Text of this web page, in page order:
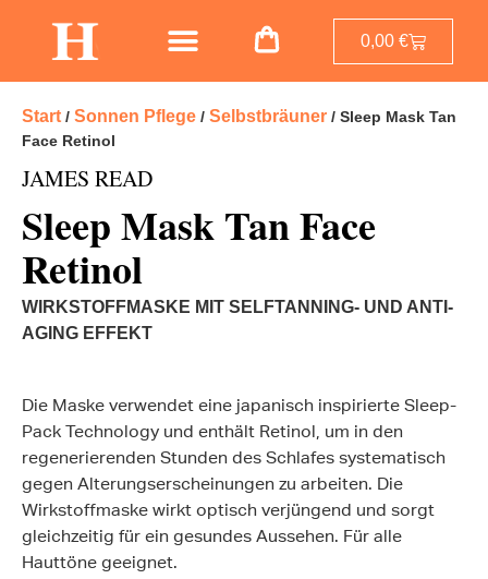
0,00€
Start / Sonnen Pflege / Selbstbräuner / Sleep Mask Tan
Face Retinol
JAMES READ
Sleep Mask Tan Face
Retinol
WIRKSTOFFMASKE MIT SELFTANNING- UND ANTI-
AGING EFFEKT
Die Maske verwendet eine japanisch inspirierte Sleep-
Pack Technology und enthält Retinol, um in den
regenerierenden Stunden des Schlafes systematisch
gegen Alterungserscheinungen zu arbeiten. Die
Wirkstoffmaske wirkt optisch verjüngend und sorgt
gleichzeitig für ein gesundes Aussehen. Für alle
Hauttöne geeignet.